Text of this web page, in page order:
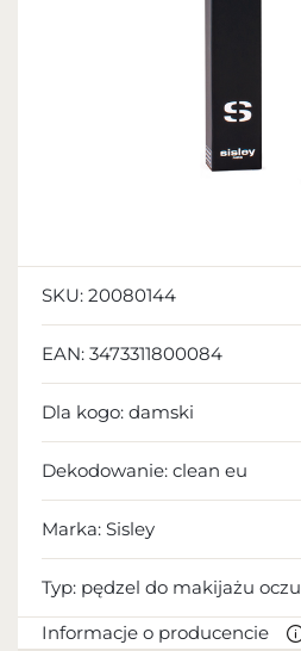
SKU: 20080144
EAN: 3473311800084
Dla kogo: damski
Dekodowanie: clean eu
Marka: Sisley
Typ: pędzel do makijażu oczu
Informacje o producencie